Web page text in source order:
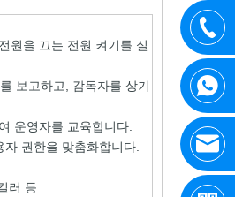
원을 끄는 전원 켜기를 실
보고하고, 감독자를 상기
운영자를 교육합니다.
권한을 맞춤화합니다.
러 등